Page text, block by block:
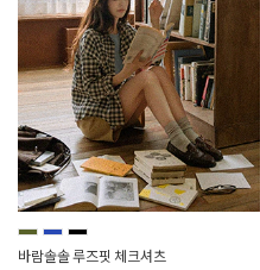
바람솔솔 루즈핏 체크셔츠